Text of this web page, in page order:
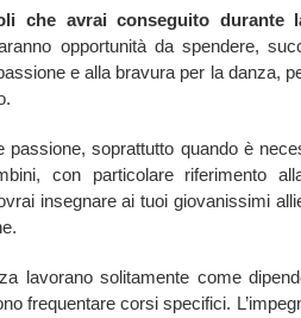
che avrai conseguito durante
opportunità da spendere,
e alla bravura per la danza,
passione, soprattutto quando è
con particolare riferimento
insegnare ai tuoi giovanissimi
lavorano solitamente come
frequentare corsi specifici.